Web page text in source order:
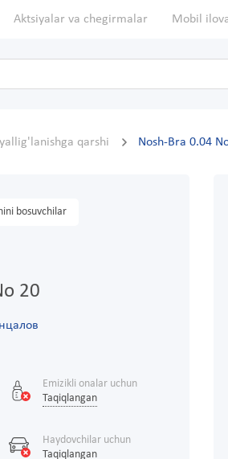
Aktsiyalar va chegirmalar Mobil
qarshi Nosh-Bra 0.04
bosuvchilar
20
Emizikli onalar uchun
Taqiqlangan
Haydovchilar uchun
Taqiqlangan